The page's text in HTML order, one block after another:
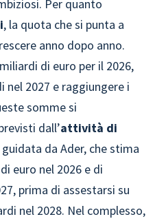
Per quanto
, la quota che si punta a
anno dopo anno.
di euro per il 2026,
nel 2027 e raggiungere i
somme si
dall’attività di
da Ader, che stima
euro nel 2026 e di
prima di assestarsi su
nel 2028. Nel complesso,